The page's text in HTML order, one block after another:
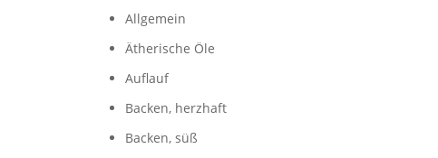
Allgemein
Ätherische Öle
Auflauf
Backen, herzhaft
Backen, süß